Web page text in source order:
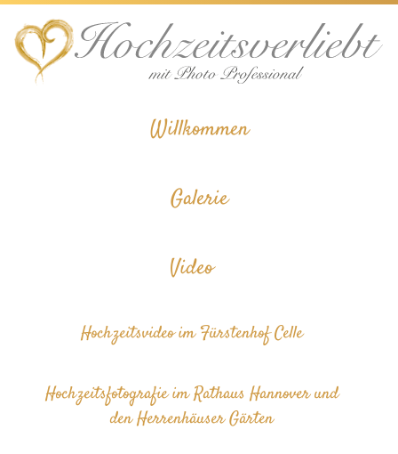
Skip
content
Willkommen
Galerie
Video
Hochzeitsvideo im Fürstenhof Celle
Hochzeitsfotografie im Rathaus Hannover und
den Herrenhäuser Gärten